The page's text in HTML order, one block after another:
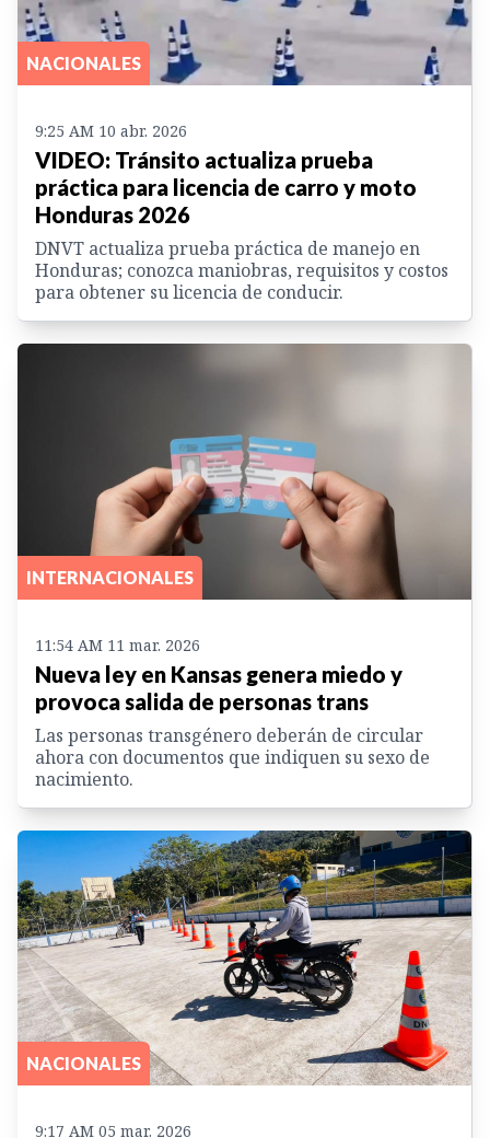
NACIONALES
9:25 AM 10 abr. 2026
VIDEO: Tránsito actualiza prueba
práctica para licencia de carro y moto
Honduras 2026
DNVT actualiza prueba práctica de manejo en
Honduras; conozca maniobras, requisitos y costos
para obtener su licencia de conducir.
INTERNACIONALES
11:54 AM 11 mar. 2026
Nueva ley en Kansas genera miedo y
provoca salida de personas trans
Las personas transgénero deberán de circular
ahora con documentos que indiquen su sexo de
nacimiento.
NACIONALES
9:17 AM 05 mar. 2026